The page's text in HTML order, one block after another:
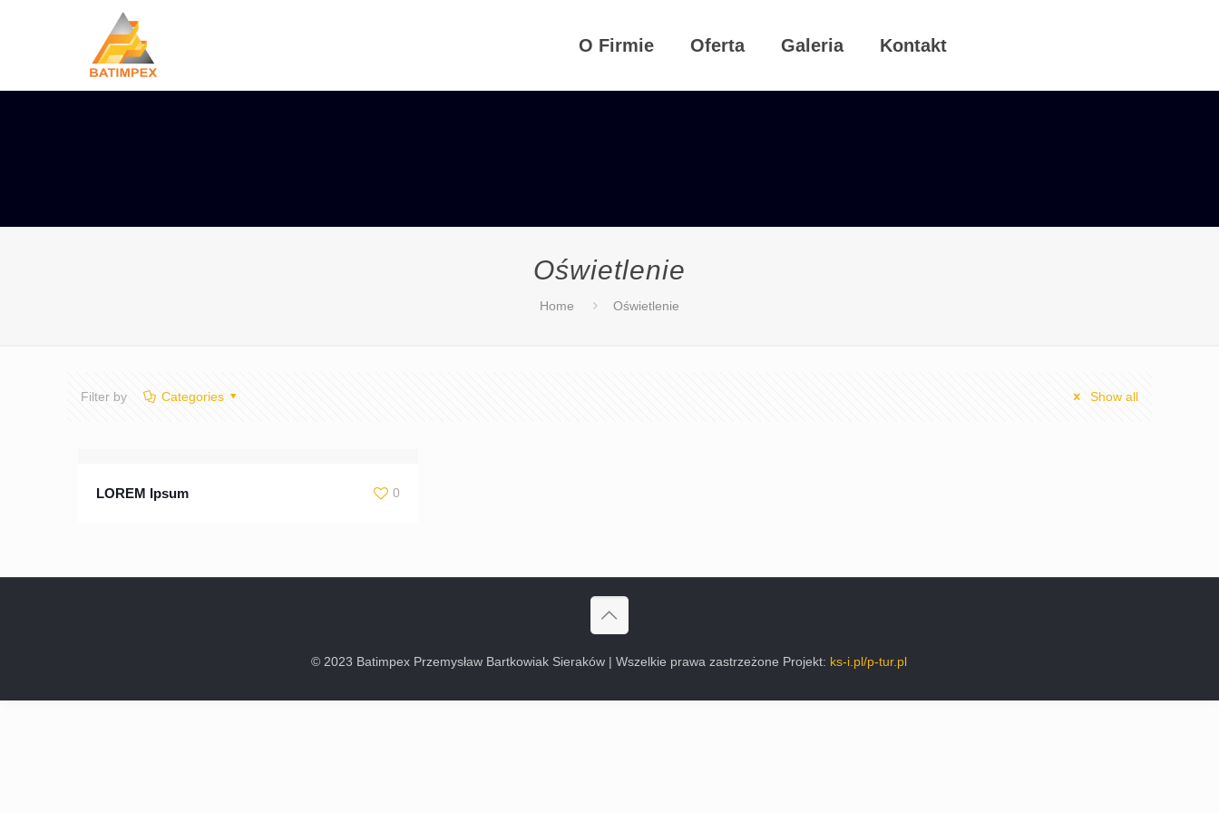
O Firmie Oferta Galeria Kontakt
Oświetlenie
Home Oświetlenie
Filter by Categories Show all
LOREM Ipsum 0
© 2023 Batimpex Przemysław Bartkowiak Sieraków | Wszelkie prawa zastrzeżone Projekt: ks-i.pl/p-tur.pl